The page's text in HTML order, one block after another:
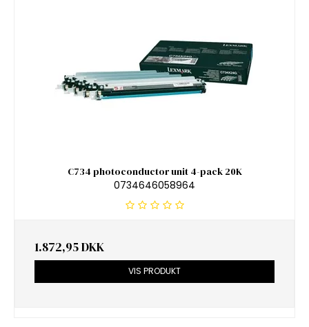
C734 photoconductor unit 4-pack 20K
0734646058964
1.872,95 DKK
VIS PRODUKT